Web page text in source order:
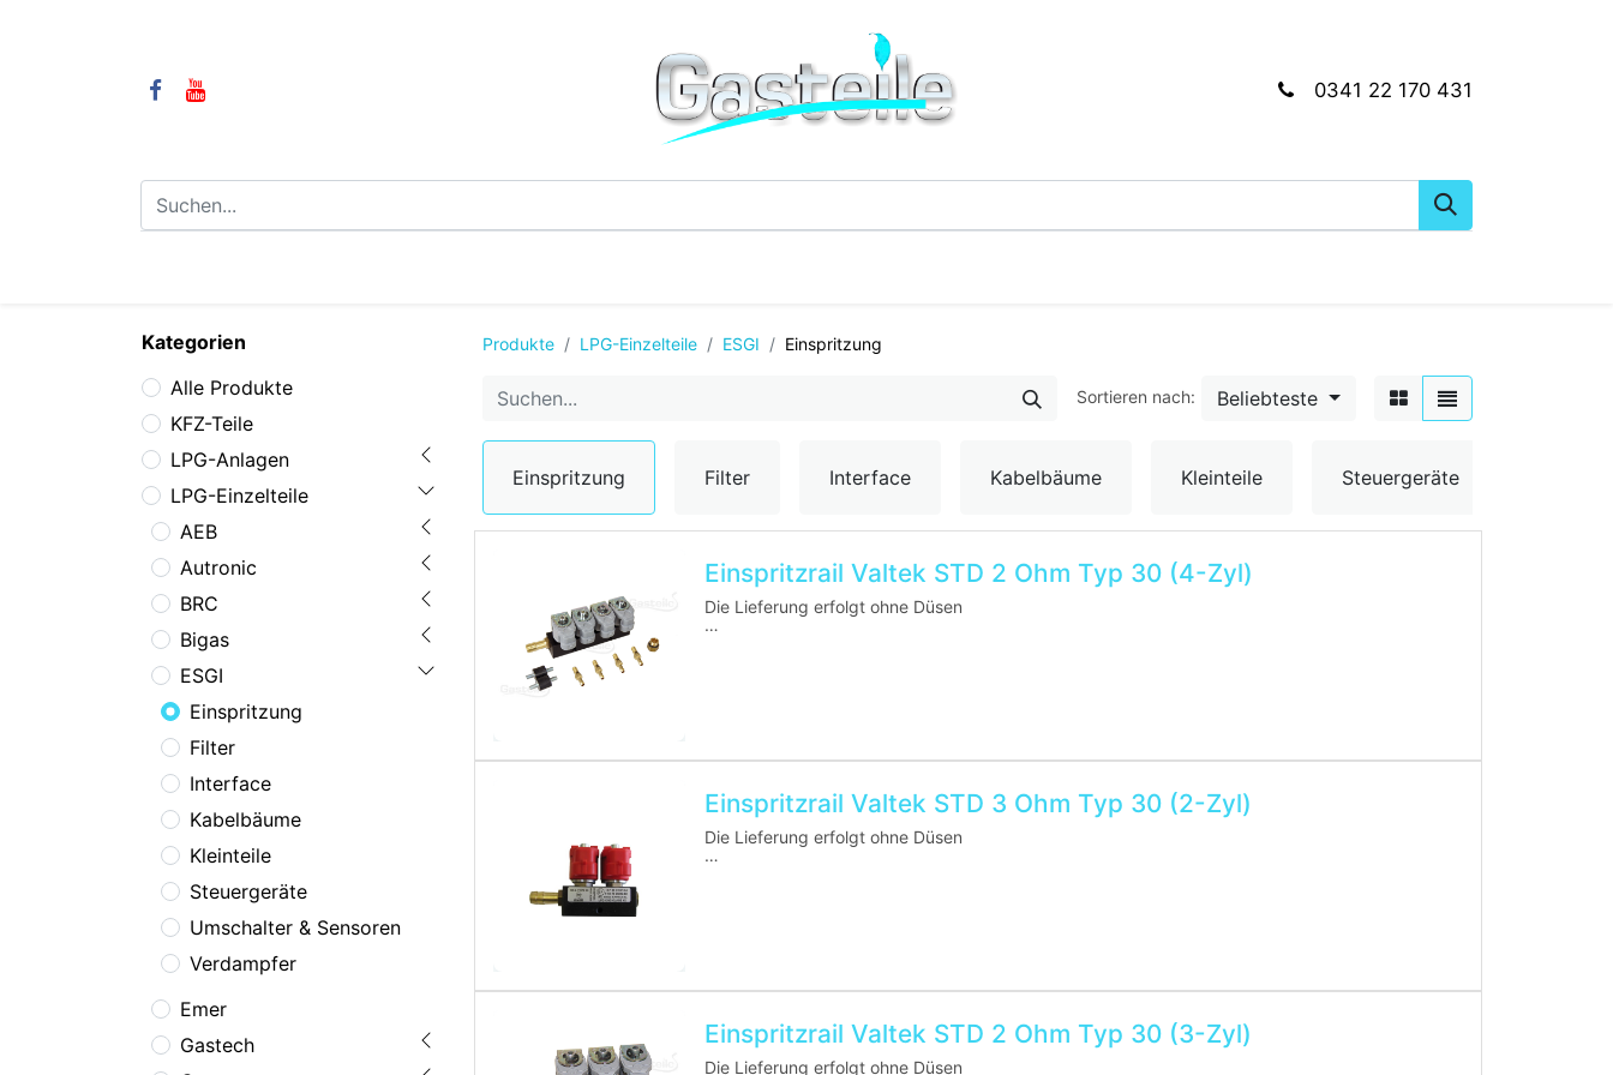
0341 22 170 431
Kategorien
Alle Produkte
KFZ-Teile
LPG-Anlagen
LPG-Einzelteile
AEB
Autronic
BRC
Bigas
ESGI
Einspritzung
Filter
Interface
Kabelbäume
Kleinteile
Steuergeräte
Umschalter & Sensoren
Verdampfer
Emer
Gastech
Produkte LPG-Einzelteile ESGI Einspritzung
Sortieren nach: Beliebteste
Einspritzung Filter Interface Kabelbäume Kleinteile Steuergeräte
Einspritzrail Valtek STD 2 Ohm Typ 30 (4-Zyl)
Die Lieferung erfolgt ohne Düsen
Einspritzrail Valtek STD 3 Ohm Typ 30 (2-Zyl)
Die Lieferung erfolgt ohne Düsen
Einspritzrail Valtek STD 2 Ohm Typ 30 (3-Zyl)
Die Lieferung erfolgt ohne Düsen